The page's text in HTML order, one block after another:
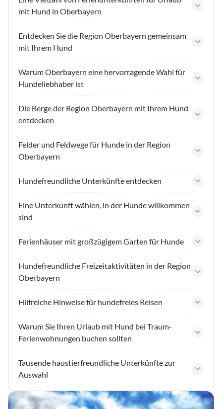
mit Hund in Oberbayern
Entdecken Sie die Region Oberbayern gemeinsam
mit Ihrem Hund
Warum Oberbayern eine hervorragende Wahl für
Hundeliebhaber ist
Die Berge der Region Oberbayern mit Ihrem Hund
entdecken
Felder und Feldwege für Hunde in der Region
Oberbayern
Hundefreundliche Unterkünfte entdecken
Eine Unterkunft wählen, in der Hunde willkommen
sind
Ferienhäuser mit großzügigem Garten für Hunde
Hundefreundliche Freizeitaktivitäten in der Region
Oberbayern
Hilfreiche Hinweise für hundefreies Reisen
Warum Sie Ihren Urlaub mit Hund bei Traum-
Ferienwohnungen buchen sollten
Tausende haustierfreundliche Unterkünfte zur
Auswahl